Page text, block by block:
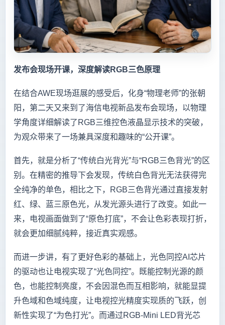
发布会现场开课，深度解读RGB三色原理
在结合AWE现场逛展的感受后，化身“物理老师”的张朝
阳，第二天又来到了海信电视新品发布会现场，以物理
学角度详细解读了RGB三维控色液晶显示技术的突破，
为观众带来了一场兼具深度和趣味的“公开课”。
首先，就是分析了“传统白光背光”与“RGB三色背光”的区
别。在精密的推导下会发现，传统白色背光无法获得完
全纯净的单色，相比之下，RGB三色背光通过直接发射
红、绿、蓝三原色光，从发光源头进行了改变。如此一
来，电视画面做到了“原色打底”，不会让色彩表现打折，
就会更加细腻纯粹，接近真实观感。
而进一步讲，有了更好色彩的基础上，光色同控AI芯片
的驱动也让电视实现了“光色同控”。既能控制光源的颜
色，也能控制亮度，不会因混色而互相影响，就能显提
升色域和色域纯度，让电视控光精度实现质的飞跃，创
新性实现了“为色打光”。而通过RGB-Mini LED背光芯